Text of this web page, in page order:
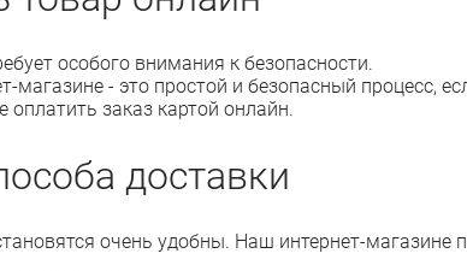
особого внимания к безопасности.
магазине - это простой и безопасный процесс,
заказ картой онлайн.
доставки
очень удобны. Наш интернет-магазине